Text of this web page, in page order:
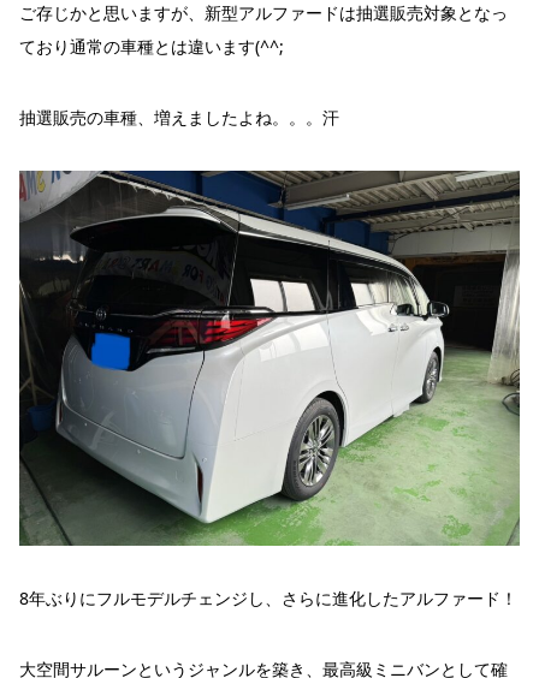
ご存じかと思いますが、新型アルファードは抽選販売対象となっ
ており通常の車種とは違います(^^;
抽選販売の車種、増えましたよね。。。汗
8年ぶりにフルモデルチェンジし、さらに進化したアルファード！
大空間サルーンというジャンルを築き、最高級ミニバンとして確